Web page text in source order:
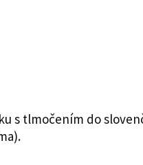
s tlmočením do